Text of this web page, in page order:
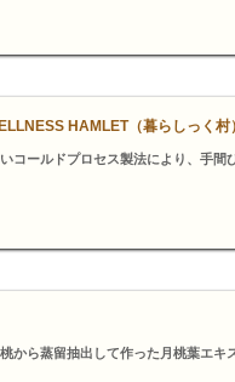
HAMLET（暮らしっく村
コールドプロセス製法により、手
から蒸留抽出して作った月桃葉エ